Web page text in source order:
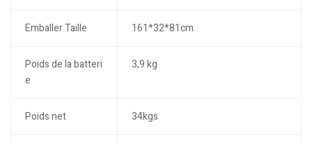
Emballer Taille 161*32*81cm
Poids de la batteri
e
3,9 kg
Poids net 34kgs